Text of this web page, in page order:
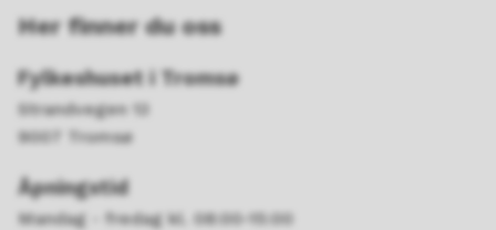
Her finner du oss
Fylkeshuset i Tromsø
Strandvegen 13
9007 Tromsø
Åpningstid
Mandag - fredag kl. 08:00-15:00